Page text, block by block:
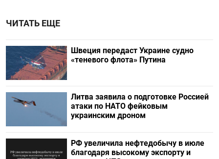
ЧИТАТЬ ЕЩЕ
Швеция передаст Украине судно
«теневого флота» Путина
Литва заявила о подготовке Россией
атаки по НАТО фейковым
украинским дроном
РФ увеличила нефтедобычу в июле
благодаря высокому экспорту и